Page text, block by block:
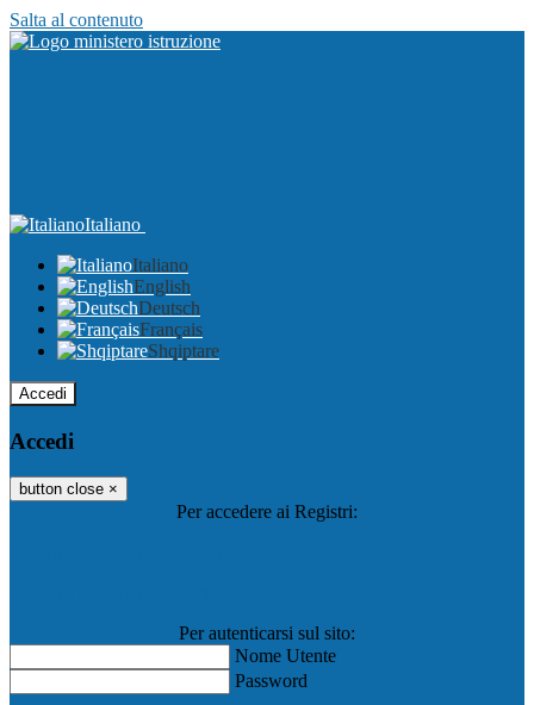
Salta al contenuto
Italiano
Italiano
English
Deutsch
Français
Shqiptare
Accedi
Accedi
button close ×
Per accedere ai Registri:
Per autenticarsi sul sito:
Nome Utente
Password